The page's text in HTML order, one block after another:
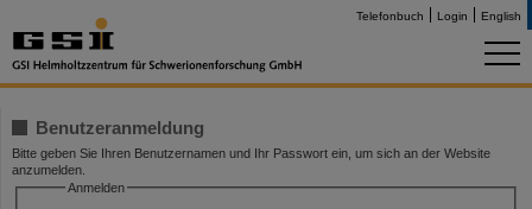
Telefonbuch Login English
Benutzeranmeldung
Bitte geben Sie Ihren Benutzernamen und Ihr Passwort ein, um sich an der Website
anzumelden.
Anmelden